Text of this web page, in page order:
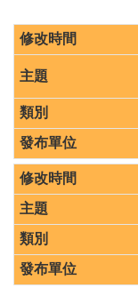
級
學
校
幼
兒
園
所
學
習
資
源